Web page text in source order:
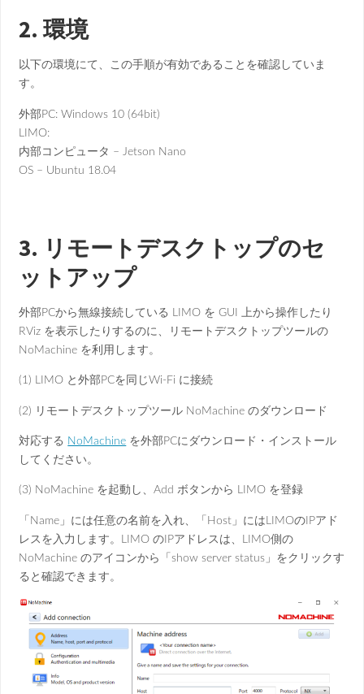
2. 環境
以下の環境にて、この手順が有効であることを確認していま
す。
外部PC: Windows 10 (64bit)
LIMO:
内部コンピュータ – Jetson Nano
OS – Ubuntu 18.04
3. リモートデスクトップのセ
ットアップ
外部PCから無線接続している LIMO を GUI 上から操作したり
RViz を表示したりするのに、リモートデスクトップツールの
NoMachine を利用します。
(1) LIMO と外部PCを同じWi-Fi に接続
(2) リモートデスクトップツール NoMachine のダウンロード
対応する NoMachine を外部PCにダウンロード・インストール
してください。
(3) NoMachine を起動し、Add ボタンから LIMO を登録
「Name」には任意の名前を入れ、「Host」にはLIMOのIPアド
レスを入力します。LIMO のIPアドレスは、LIMO側の
NoMachine のアイコンから「show server status」をクリックす
ると確認できます。